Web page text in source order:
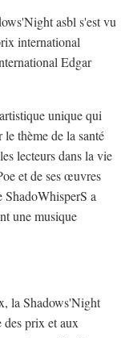
asbl s'est vu
international
Edgar
unique qui
thème de la santé
lecteurs dans la vie
et de ses œuvres
a
une musique
la Shadows'Night
des prix et aux